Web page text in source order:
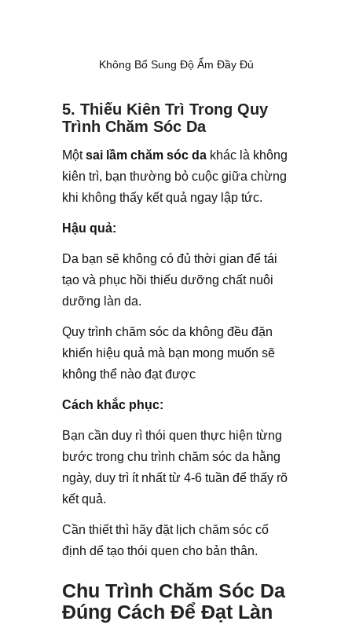
Không Bổ Sung Độ Ẩm Đầy Đủ
5. Thiếu Kiên Trì Trong Quy
Trình Chăm Sóc Da
Mộtsai lầm chăm sóc da khác là không
kiên trì, bạn thường bỏ cuộc giữa chừng
khi không thấy kết quả ngay lập tức.
Hậu quả:
Da bạn sẽ không có đủ thời gian để tái
tạo và phục hồi thiếu dưỡng chất nuôi
dưỡng làn da.
Quy trình chăm sóc da không đều đặn
khiến hiệu quả mà bạn mong muốn sẽ
không thể nào đạt được
Cách khắc phục:
Bạn cần duy rì thói quen thực hiện từng
bước trong chu trình chăm sóc da hằng
ngày, duy trì ít nhất từ 4-6 tuần để thấy rõ
kết quả.
Cần thiết thì hãy đặt lịch chăm sóc cố
định dể tạo thói quen cho bản thân.
Chu Trình Chăm Sóc Da
Đúng Cách Để Đạt Làn